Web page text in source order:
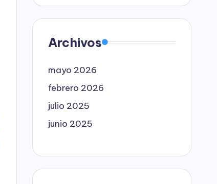
Archivos
mayo 2026
febrero 2026
julio 2025
junio 2025